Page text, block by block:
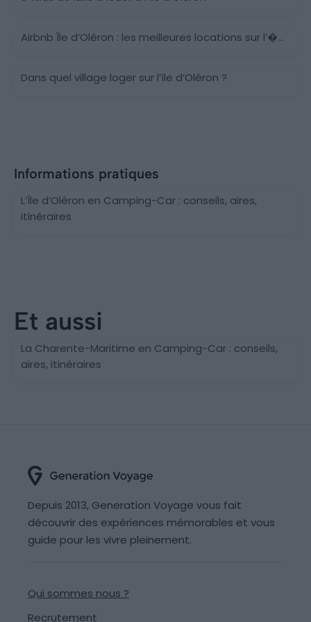
Airbnb Île d’Oléron : les meilleures locations sur l’�...
Dans quel village loger sur l’île d’Oléron ?
Informations pratiques
L’Île d’Oléron en Camping-Car : conseils, aires,
itinéraires
Et aussi
La Charente-Maritime en Camping-Car : conseils,
aires, itinéraires
Depuis 2013, Generation Voyage vous fait
découvrir des expériences mémorables et vous
guide pour les vivre pleinement.
Qui sommes nous ?
Recrutement